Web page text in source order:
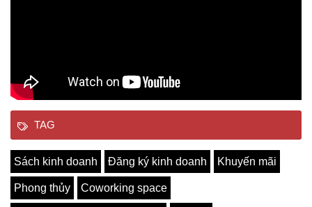
TAG
Sách kinh doanh Đăng ký kinh doanh Khuyến mãi
Phong thủy Coworking space